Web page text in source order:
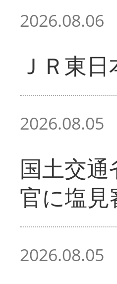
2026.08.06
ＪＲ東
2026.08.05
国土交
官に塩見
2026.08.05